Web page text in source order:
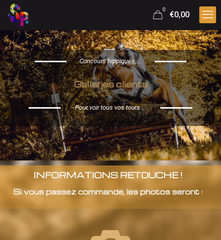
0
€0,00
Concours hippiques, ...
Galleries clients
Pour voir tous vos tours ...
INFORMATIONS RETOUCHE !
Si vous passez commande, les photos seront :